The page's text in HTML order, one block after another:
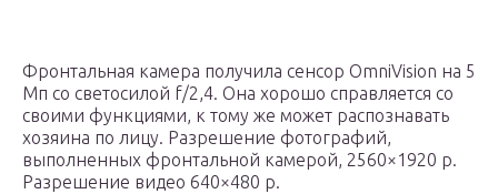
Фронтальная камера получила сенсор OmniVision на 5
Мп со светосилой f/2,4. Она хорошо справляется со
своими функциями, к тому же может распознавать
хозяина по лицу. Разрешение фотографий,
выполненных фронтальной камерой, 2560×1920 р.
Разрешение видео 640×480 р.